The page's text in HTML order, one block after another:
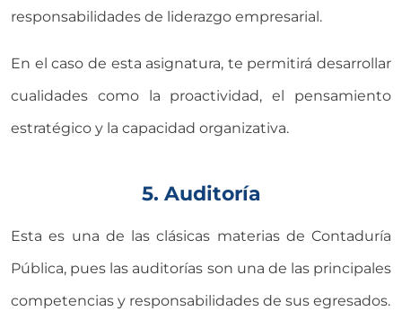
responsabilidades de liderazgo empresarial.
En el caso de esta asignatura, te permitirá desarrollar
cualidades como la proactividad, el pensamiento
estratégico y la capacidad organizativa.
5. Auditoría
Esta es una de las clásicas materias de Contaduría
Pública, pues las auditorías son una de las principales
competencias y responsabilidades de sus egresados.